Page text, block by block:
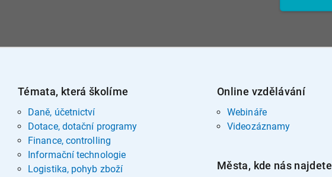
Témata, která školíme
Daně, účetnictví
Dotace, dotační programy
Finance, controlling
Informační technologie
Logistika, pohyb zboží
Online vzdělávání
Webináře
Videozáznamy
Města, kde nás najdete